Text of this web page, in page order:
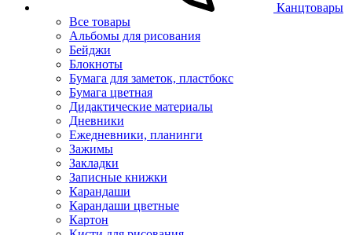
Канцтовары
Все товары
Альбомы для рисования
Бейджи
Блокноты
Бумага для заметок, пластбокс
Бумага цветная
Дидактические материалы
Дневники
Ежедневники, планинги
Зажимы
Закладки
Записные книжки
Карандаши
Карандаши цветные
Картон